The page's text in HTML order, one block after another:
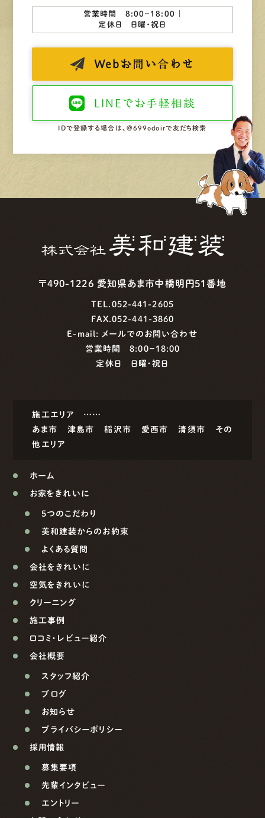
営業時間 8:00−18:00 ｜
定休日 日曜・祝日
Web お問い合わせ
LINEで お手軽相談
IDで登録する場合は、@699odoirで友だち検索
〒490-1226 愛知県あま市中橋明円51番地
TEL.052-441-2605
FAX.052-441-3860
E-mail: メールでのお問い合わせ
営業時間 8:00−18:00
定休日 日曜・祝日
施工エリア ……
あま市
津島市 稲沢市 愛西市 清須市
その
他エリア
ホーム
お家をきれいに
5つのこだわり
美和建装からのお約束
よくある質問
会社をきれいに
空気をきれいに
クリーニング
施工事例
口コミ・レビュー紹介
会社概要
スタッフ紹介
ブログ
お知らせ
プライバシーポリシー
採用情報
募集要項
先輩インタビュー
エントリー